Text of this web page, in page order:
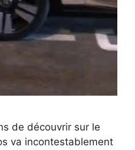
de découvrir sur le
va incontestablement